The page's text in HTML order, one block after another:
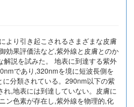
より引き起こされるさまざまな皮膚
効果評価法など,紫外線と皮膚とのか
解説を試みた。 地表に到達する紫外
であり,320nmを境に短波長側を
に分類されている。290nm以下の紫
れ,地表には到達していない。皮膚に
ン色素が存在し,紫外線を物理的,化